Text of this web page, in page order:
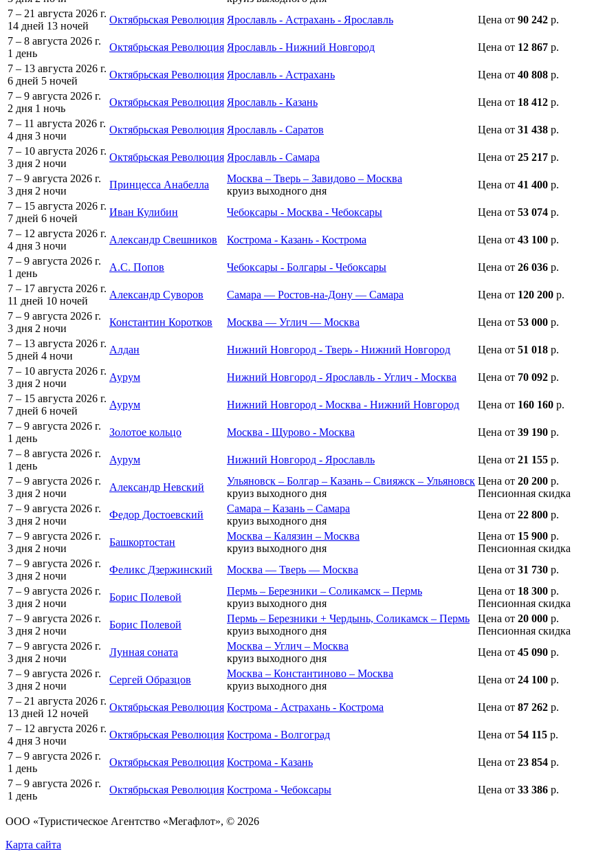
7 – 21 августа 2026 г.
14 дней 13 ночей
Октябрьская Революция Ярославль - Астрахань - Ярославль Цена от 90 242 р.
7 – 8 августа 2026 г.
1 день
Октябрьская Революция Ярославль - Нижний Новгород Цена от 12 867 р.
7 – 13 августа 2026 г.
6 дней 5 ночей
Октябрьская Революция Ярославль - Астрахань Цена от 40 808 р.
7 – 9 августа 2026 г.
2 дня 1 ночь
Октябрьская Революция Ярославль - Казань Цена от 18 412 р.
7 – 11 августа 2026 г.
4 дня 3 ночи
Октябрьская Революция Ярославль - Саратов Цена от 31 438 р.
7 – 10 августа 2026 г.
3 дня 2 ночи
Октябрьская Революция Ярославль - Самара Цена от 25 217 р.
7 – 9 августа 2026 г.
3 дня 2 ночи
Принцесса Анабелла
Москва – Тверь – Завидово – Москва
круиз выходного дня
Цена от 41 400 р.
7 – 15 августа 2026 г.
7 дней 6 ночей
Иван Кулибин Чебоксары - Москва - Чебоксары Цена от 53 074 р.
7 – 12 августа 2026 г.
4 дня 3 ночи
Александр Свешников Кострома - Казань - Кострома Цена от 43 100 р.
7 – 9 августа 2026 г.
1 день
А.С. Попов Чебоксары - Болгары - Чебоксары Цена от 26 036 р.
7 – 17 августа 2026 г.
11 дней 10 ночей
Александр Суворов Самара — Ростов-на-Дону — Самара Цена от 120 200 р.
7 – 9 августа 2026 г.
3 дня 2 ночи
Константин Коротков Москва — Углич — Москва Цена от 53 000 р.
7 – 13 августа 2026 г.
5 дней 4 ночи
Алдан Нижний Новгород - Тверь - Нижний Новгород Цена от 51 018 р.
7 – 10 августа 2026 г.
3 дня 2 ночи
Аурум Нижний Новгород - Ярославль - Углич - Москва Цена от 70 092 р.
7 – 15 августа 2026 г.
7 дней 6 ночей
Аурум Нижний Новгород - Москва - Нижний Новгород Цена от 160 160 р.
7 – 9 августа 2026 г.
1 день
Золотое кольцо Москва - Щурово - Москва Цена от 39 190 р.
7 – 8 августа 2026 г.
1 день
Аурум Нижний Новгород - Ярославль Цена от 21 155 р.
7 – 9 августа 2026 г.
3 дня 2 ночи
Александр Невский
Ульяновск – Болгар – Казань – Свияжск – Ульяновск
круиз выходного дня
Цена от 20 200 р.
Пенсионная скидка
7 – 9 августа 2026 г.
3 дня 2 ночи
Федор Достоевский
Самара – Казань – Самара
круиз выходного дня
Цена от 22 800 р.
7 – 9 августа 2026 г.
3 дня 2 ночи
Башкортостан
Москва – Калязин – Москва
круиз выходного дня
Цена от 15 900 р.
Пенсионная скидка
7 – 9 августа 2026 г.
3 дня 2 ночи
Феликс Дзержинский Москва — Тверь — Москва Цена от 31 730 р.
7 – 9 августа 2026 г.
3 дня 2 ночи
Борис Полевой
Пермь – Березники – Соликамск – Пермь
круиз выходного дня
Цена от 18 300 р.
Пенсионная скидка
7 – 9 августа 2026 г.
3 дня 2 ночи
Борис Полевой
Пермь – Березники + Чердынь, Соликамск – Пермь
круиз выходного дня
Цена от 20 000 р.
Пенсионная скидка
7 – 9 августа 2026 г.
3 дня 2 ночи
Лунная соната
Москва – Углич – Москва
круиз выходного дня
Цена от 45 090 р.
7 – 9 августа 2026 г.
3 дня 2 ночи
Сергей Образцов
Москва – Константиново – Москва
круиз выходного дня
Цена от 24 100 р.
7 – 21 августа 2026 г.
13 дней 12 ночей
Октябрьская Революция Кострома - Астрахань - Кострома Цена от 87 262 р.
7 – 12 августа 2026 г.
4 дня 3 ночи
Октябрьская Революция Кострома - Волгоград Цена от 54 115 р.
7 – 9 августа 2026 г.
1 день
Октябрьская Революция Кострома - Казань Цена от 23 854 р.
7 – 9 августа 2026 г.
1 день
Октябрьская Революция Кострома - Чебоксары Цена от 33 386 р.
ООО «Туристическое Агентство «Мегафлот», © 2026
Карта сайта